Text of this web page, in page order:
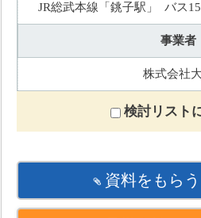
JR総武本線「銚子駅」 バス
事業者
株式会社
検討リスト
資料をもらう